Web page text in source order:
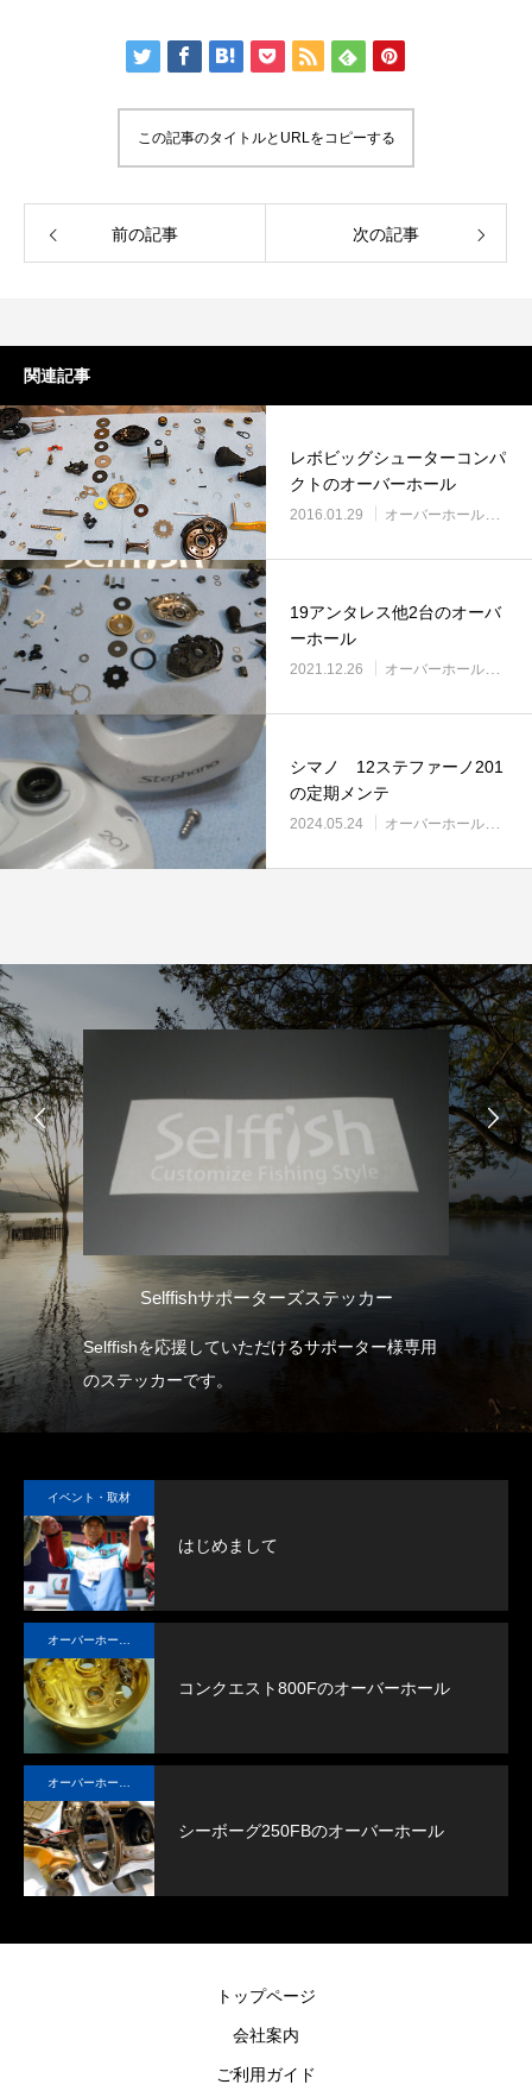
この記事のタイトルとURLをコピーする
前の記事 次の記事
関連記事
レボビッグシューターコンパ
クトのオーバーホール
2016.01.29 オーバーホール実例
19アンタレス他2台のオーバ
ーホール
2021.12.26 オーバーホール実例
シマノ 12ステファーノ201
の定期メンテ
2024.05.24 オーバーホール実例
ロ
Selffishサポーターズステッカー
Selffishを応援していただけるサポーター様専用
のステッカーです。
ャ
イベント・取材
はじめまして
コンクエスト800Fのオーバーホール
シーボーグ250FBのオーバーホール
トップページ
会社案内
ご利用ガイド